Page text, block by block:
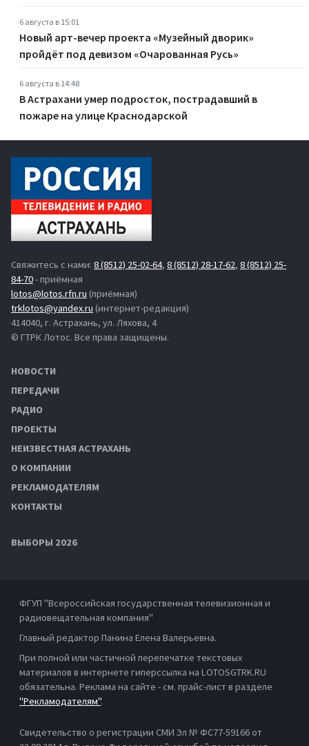
6 августа в 15:01
Новый арт-вечер проекта «Музейный дворик»
пройдёт под девизом «Очарованная Русь»
6 августа в 14:48
В Астрахани умер подросток, пострадавший в
пожаре на улице Краснодарской
Свяжитесь с нами: 8 (8512) 25-02-64, 8 (8512) 28-17-62, 8 (8512) 25-
84-70- приёмная
lotos@lotos.rfn.ru (приёмная)
trklotos@yandex.ru (интернет-редакция)
414040, г. Астрахань, ул. Ляхова, 4
© ГТРК Лотос. Все права защищены.
НОВОСТИ
ПЕРЕДАЧИ
РАДИО
ПРОЕКТЫ
НЕИЗВЕСТНАЯ АСТРАХАНЬ
О КОМПАНИИ
РЕКЛАМОДАТЕЛЯМ
КОНТАКТЫ
ВЫБОРЫ 2026
ФГУП "Всероссийская государственная телевизионная и
радиовещательная компания"
Главный редактор Панина Елена Валерьевна.
При полной или частичной перепечатке текстовых
материалов в интернете гиперссылка на LOTOSGTRK.RU
обязательна. Реклама на сайте - см. прайс-лист в разделе
"Рекламодателям".
Свидетельство о регистрации СМИ Эл № ФС77-59166 от